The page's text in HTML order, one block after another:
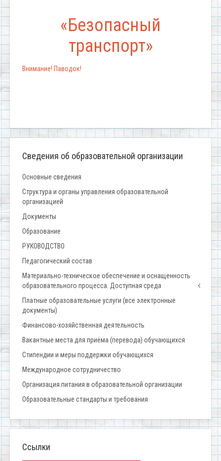
«Безопасный
транспорт»
Внимание! Паводок!
Сведения об образовательной организации
Основные сведения
Структура и органы управления образовательной
организацией
Документы
Образование
РУКОВОДСТВО
Педагогический состав
Материально-техническое обеспечение и оснащенность
образовательного процесса. Доступная среда
Платные образовательные услуги (все электронные
документы)
Финансово-хозяйственная деятельность
Вакантные места для приёма (перевода) обучающихся
Стипендии и меры поддержки обучающихся
Международное сотрудничество
Организация питания в образовательной организации
Образовательные стандарты и требования
Ссылки